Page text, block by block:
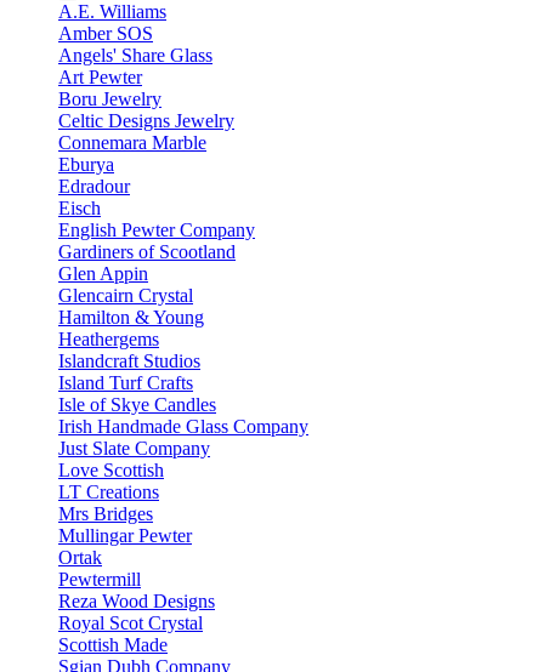
A.E. Williams
Amber SOS
Angels' Share Glass
Art Pewter
Boru Jewelry
Celtic Designs Jewelry
Connemara Marble
Eburya
Edradour
Eisch
English Pewter Company
Gardiners of Scootland
Glen Appin
Glencairn Crystal
Hamilton & Young
Heathergems
Islandcraft Studios
Island Turf Crafts
Isle of Skye Candles
Irish Handmade Glass Company
Just Slate Company
Love Scottish
LT Creations
Mrs Bridges
Mullingar Pewter
Ortak
Pewtermill
Reza Wood Designs
Royal Scot Crystal
Scottish Made
Sgian Dubh Company